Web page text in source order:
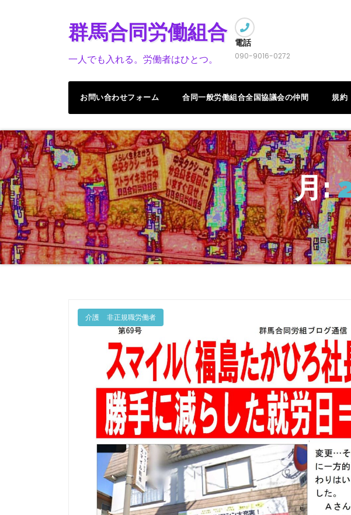
群馬合同労働組合
一人でも入れる。労働者はひとつ。
電話
090-9016-0272
お問い合わせフォーム 合同一般労働組合全国協議会の仲間 規約
月:
介護 非正規職労働者